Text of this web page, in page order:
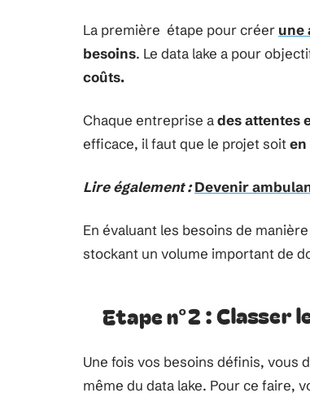
La première étape pour créer une
besoins. Le data lake a pour
coûts.
Chaque entreprise ades attentes
efficace, il faut que le projet soit
Lire également : Devenir
En évaluant les besoins de
stockant un volume important de
Etape n°2 : Classer
Une fois vos besoins définis, vous
même du data lake. Pour ce faire,